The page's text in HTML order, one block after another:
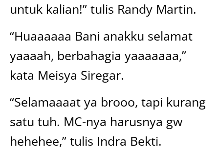
untuk kalian!” tulis Randy Martin.
“Huaaaaaa Bani anakku selamat
yaaaah, berbahagia yaaaaaaa,”
kata Meisya Siregar.
“Selamaaaat ya brooo, tapi kurang
satu tuh. MC-nya harusnya gw
hehehee,” tulis Indra Bekti.